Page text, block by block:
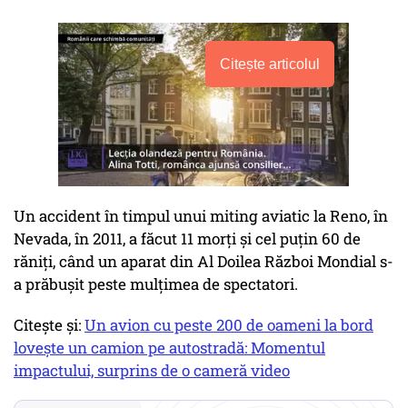
Citește articolul
Un accident în timpul unui miting aviatic la Reno, în
Nevada, în 2011, a făcut 11 morţi şi cel puţin 60 de
răniţi, când un aparat din Al Doilea Război Mondial s-
a prăbuşit peste mulţimea de spectatori.
Citește și:Un avion cu peste 200 de oameni la bord
lovește un camion pe autostradă: Momentul
impactului, surprins de o cameră video